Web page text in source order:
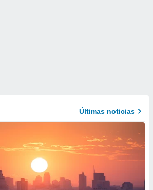
Últimas noticias